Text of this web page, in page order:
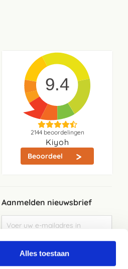
Alles toestaan
9.4
2144beoordelingen
Kiyoh
Beoordeel
Aanmelden nieuwsbrief
u
op